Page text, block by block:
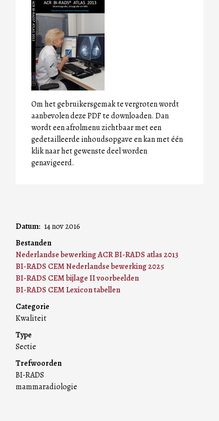
Om het gebruikersgemak te vergroten wordt
aanbevolen deze PDF te downloaden. Dan
wordt een afrolmenu zichtbaar met een
gedetailleerde inhoudsopgave en kan met één
klik naar het gewenste deel worden
genavigeerd.
Datum 14 nov 2016
Bestanden
Nederlandse bewerking ACR BI-RADS atlas 2013
BI-RADS CEM Nederlandse bewerking 2025
BI-RADS CEM bijlage II voorbeelden
BI-RADS CEM Lexicon tabellen
Categorie
Kwaliteit
Type
Sectie
Trefwoorden
BI-RADS
mammaradiologie